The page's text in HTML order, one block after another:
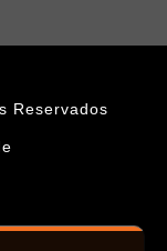
Reservados